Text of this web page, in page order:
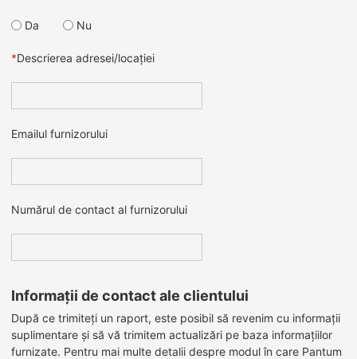
Da Nu
*Descrierea adresei/locației
Emailul furnizorului
Numărul de contact al furnizorului
Informații de contact ale clientului
După ce trimiteți un raport, este posibil să revenim cu informații
suplimentare și să vă trimitem actualizări pe baza informațiilor
furnizate. Pentru mai multe detalii despre modul în care Pantum